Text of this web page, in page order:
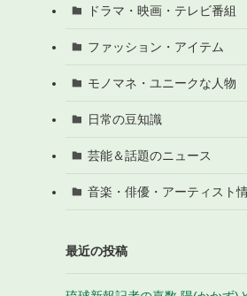
ドラマ・映画・テレビ番組
ファッション・アイテム
モノマネ・ユニークな人物
日常の豆知識
芸能＆話題のニュース
音楽・俳優・アーティスト
最近の投稿